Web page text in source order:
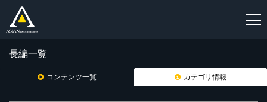
登
長編一覧
コンテンツ一覧 カテゴリ情報